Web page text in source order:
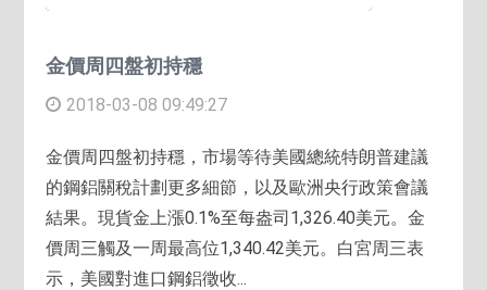
金價周四盤初持穩
2018-03-08 09:49:27
金價周四盤初持穩，市場等待美國總統特朗普建議
的鋼鋁關稅計劃更多細節，以及歐洲央行政策會議
結果。現貨金上漲0.1%至每盎司1,326.40美元。金
價周三觸及一周最高位1,340.42美元。白宮周三表
示，美國對進口鋼鋁徵收...